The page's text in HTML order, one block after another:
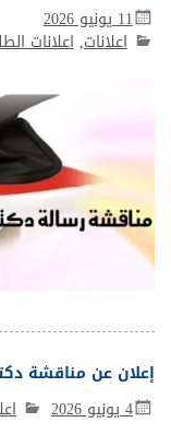
11 يونيو 2026
اعلانات,اعلانات
إعلان عن مناقشة
4 يونيو 2026